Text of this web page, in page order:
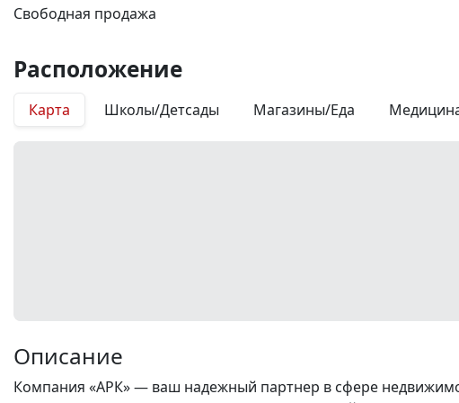
Свободная продажа
Расположение
Карта Школы/Детсады Магазины/Еда
Описание
Компания «АРК» — ваш надежный партнер в сфере